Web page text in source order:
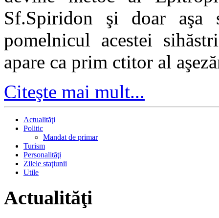
Sf.Spiridon şi doar
pomelnicul acestei
apare ca prim ctitor al
Citeşte mai mult...
Actualităţi
Politic
Mandat de primar
Turism
Personalităţi
Zilele staţiunii
Utile
Actualităţi